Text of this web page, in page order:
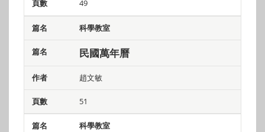
49
科學教室
民國萬年曆
趙文敏
51
科學教室